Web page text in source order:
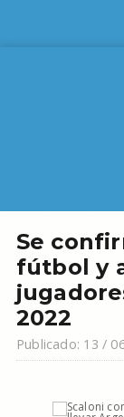
Se
fútbol y
2022
Publicado: 13 /